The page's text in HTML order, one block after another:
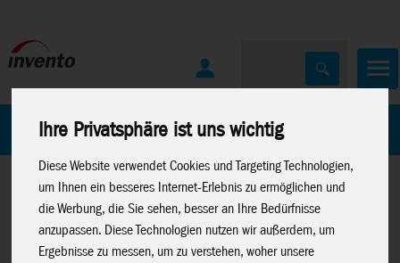
Ihre Privatsphäre ist uns wichtig
Diese Website verwendet Cookies und Targeting Technologien,
um Ihnen ein besseres Internet-Erlebnis zu ermöglichen und
die Werbung, die Sie sehen, besser an Ihre Bedürfnisse
anzupassen. Diese Technologien nutzen wir außerdem, um
Ergebnisse zu messen, um zu verstehen, woher unsere
Home Marken